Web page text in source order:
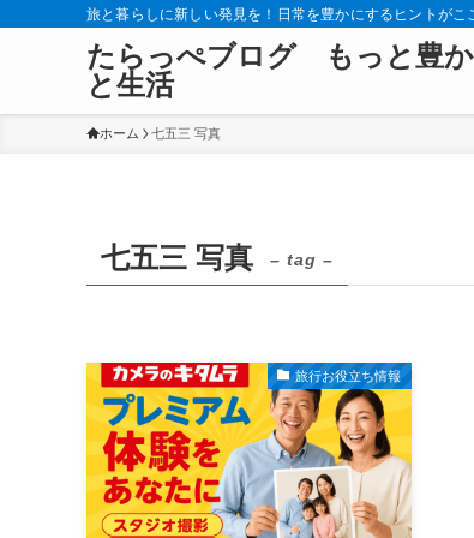
旅と暮らしに新しい発見を！日常を豊かにするヒントがこ
たらっぺブログ もっと豊
と生活
ホーム 七五三 写真
七五三 写真 – tag –
旅行お役立ち情報